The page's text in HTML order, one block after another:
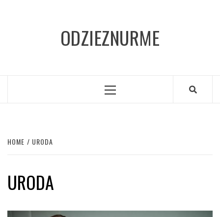
ODZIEZNURME
Primary
HOME URODA
URODA